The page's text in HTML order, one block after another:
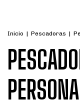
Inicio | Pescadoras |